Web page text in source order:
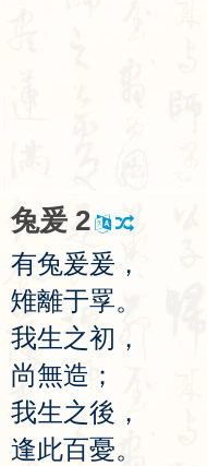
兔爰 2
有兔爰爰 ，
雉離于罦。
我生之初 ，
尚無造 ；
我生之後 ，
逢此百憂。